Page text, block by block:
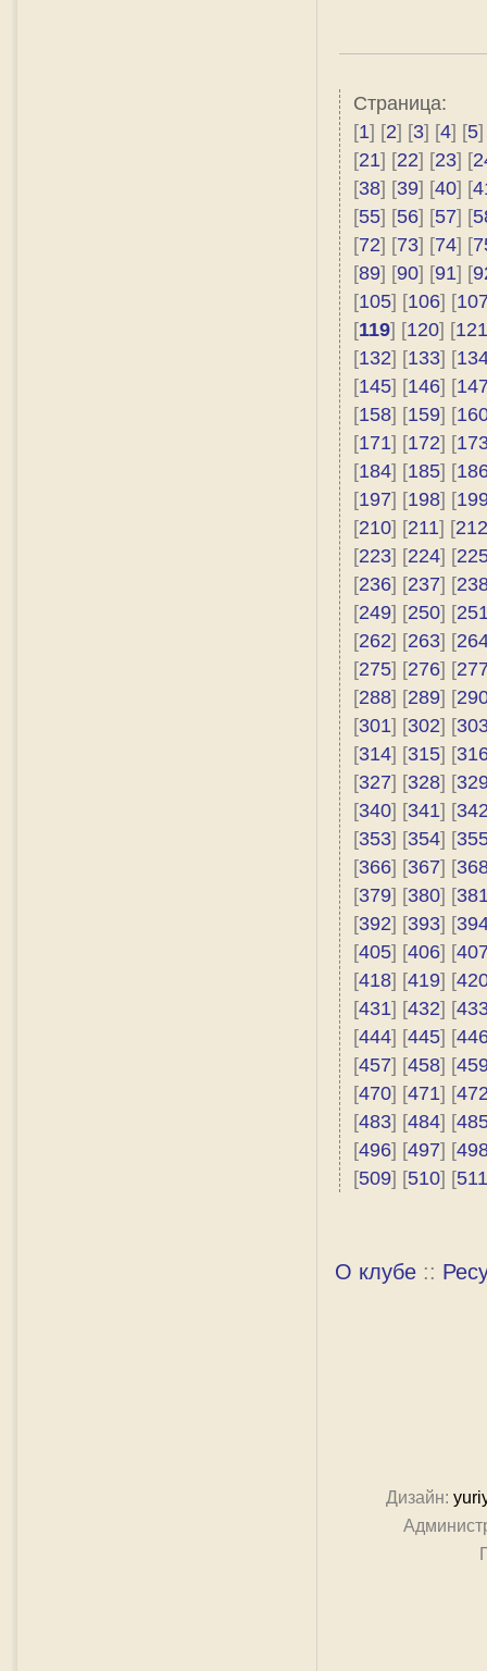
Страница:
[1] [2] [3] [4] [5]
[21] [22] [23] [
[38] [39] [40] [
[55] [56] [57] [
[72] [73] [74] [
[89] [90] [91] [
[105] [106] [
[119] [120] [121
[132] [133] [
[145] [146] [
[158] [159] [
[171] [172] [
[184] [185] [
[197] [198] [
[210] [211] [212
[223] [224] [
[236] [237] [
[249] [250] [
[262] [263] [
[275] [276] [
[288] [289] [
[301] [302] [
[314] [315] [
[327] [328] [
[340] [341] [
[353] [354] [
[366] [367] [
[379] [380] [
[392] [393] [
[405] [406] [
[418] [419] [
[431] [432] [
[444] [445] [
[457] [458] [
[470] [471] [
[483] [484] [
[496] [497] [
[509] [510] [511
О клубе ::
Дизайн: